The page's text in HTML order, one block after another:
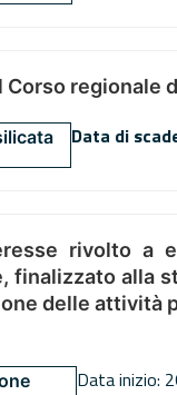
Corso
Data di
rivolto
alla
delle attività
Data inizio: